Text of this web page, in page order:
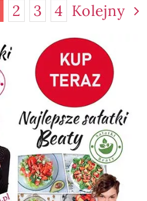
2 3 4 Kolejny